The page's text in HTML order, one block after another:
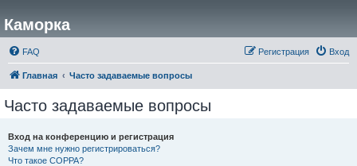
Каморка
FAQ Вход
Регистрация
Главная Часто задаваемые вопросы
Часто задаваемые вопросы
Вход на конференцию и регистрация
Зачем мне нужно регистрироваться?
Что такое COPPA?